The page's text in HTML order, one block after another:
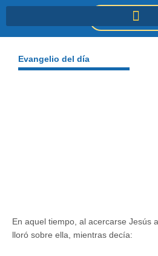
Evangelio del día
En aquel tiempo, al acercarse Jesús
lloró sobre ella, mientras decía: